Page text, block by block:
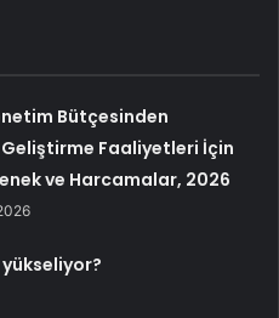
Bütçesinden
Faaliyetleri İçin
ve Harcamalar, 2026